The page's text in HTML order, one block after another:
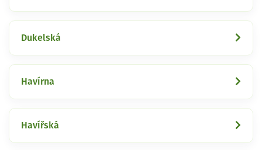
Dukelská
Havírna
Havířská